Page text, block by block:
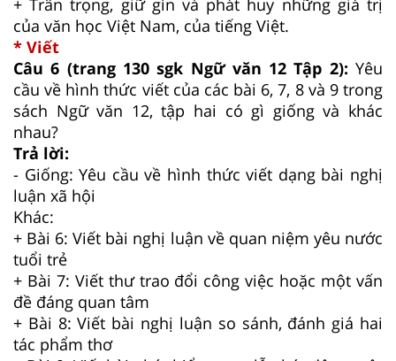
của văn học Việt Nam, của tiếng Việt.
* Viết
Câu 6 (trang 130 sgk Ngữ văn 12 Tập 2): Yêu
cầu về hình thức viết của các bài 6, 7, 8 và 9 trong
sách Ngữ văn 12, tập hai có gì giống và khác
nhau?
Trả lời:
- Giống: Yêu cầu về hình thức viết dạng bài nghị
luận xã hội
Khác:
+ Bài 6: Viết bài nghị luận về quan niệm yêu nước
tuổi trẻ
+ Bài 7: Viết thư trao đổi công việc hoặc một vấn
đề đáng quan tâm
+ Bài 8: Viết bài nghị luận so sánh, đánh giá hai
tác phẩm thơ